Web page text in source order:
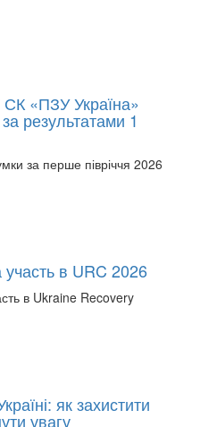
«ПЗУ Україна»
результатами 1
за перше півріччя 2026
участь в URC 2026
в Ukraine Recovery
як захистити
увагу